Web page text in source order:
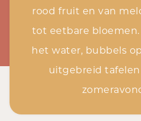
rood fruit en van
tot eetbare bloemen.
het water, bubbels
uitgebreid tafelen